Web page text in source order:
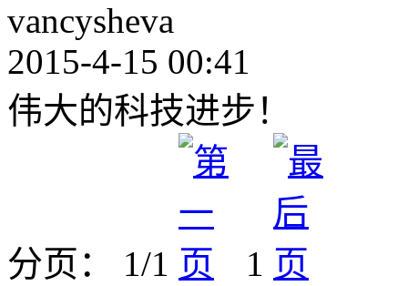
vancysheva
2015-4-15 00:41
伟大的科技进步！
分页： 1/1 1